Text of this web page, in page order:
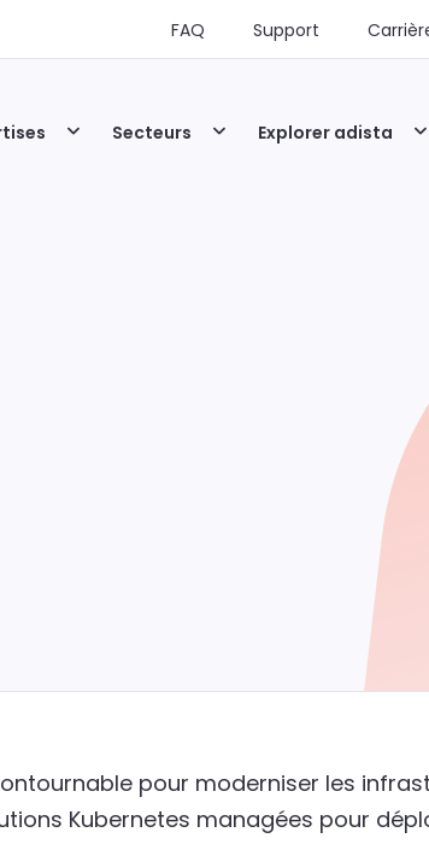
FAQ Support
Secteurs Explorer adista
pour moderniser les
Kubernetes managées pour